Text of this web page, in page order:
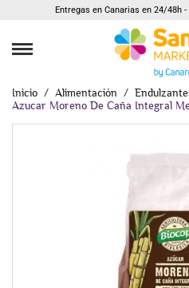
Entregas en Canarias en 24/48h
Inicio Alimentación
Azucar Moreno De Caña Integral